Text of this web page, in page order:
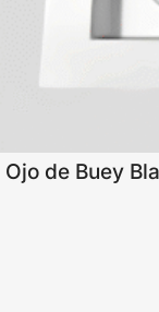
Ojo de Buey